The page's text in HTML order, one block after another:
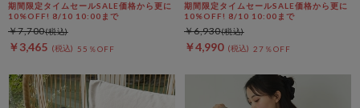
期間限定タイムセールSALE価格から更に
10%OFF! 8/10 10:00まで
￥3,465 55％OFF
￥7,700
期間限定タイムセールSALE価格から更に
10%OFF! 8/10 10:00まで
￥4,990 27％OFF
￥6,930